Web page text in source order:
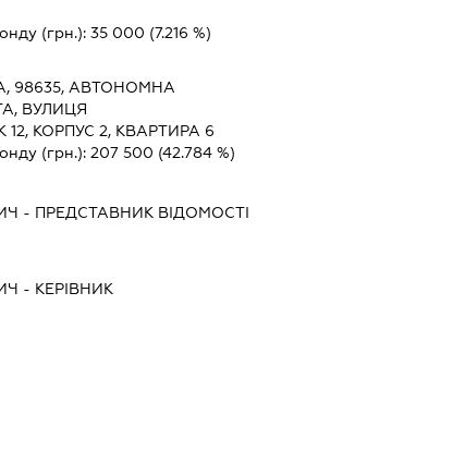
(грн.):35 000 (7.216 %)
98635, АВТОНОМНА
ВУЛИЦЯ
КОРПУС 2, КВАРТИРА 6
(грн.):207 500 (42.784 %)
- ПРЕДСТАВНИК ВІДОМОСТІ
- КЕРІВНИК